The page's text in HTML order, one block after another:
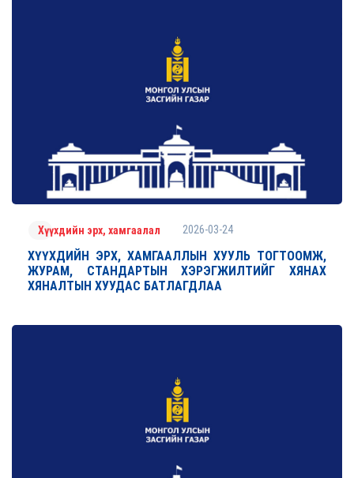
Хүүхдийн эрх, хамгаалал 2026-03-24
ХҮҮХДИЙН ЭРХ, ХАМГААЛЛЫН ХУУЛЬ ТОГТООМЖ,
ЖУРАМ, СТАНДАРТЫН ХЭРЭГЖИЛТИЙГ ХЯНАХ
ХЯНАЛТЫН ХУУДАС БАТЛАГДЛАА